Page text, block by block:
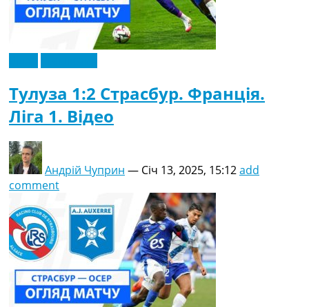
Тулуза 1:2 Страсбур. Франція.
Ліга 1. Відео
Андрій Чуприн — Січ 13, 2025, 15:12add
comment